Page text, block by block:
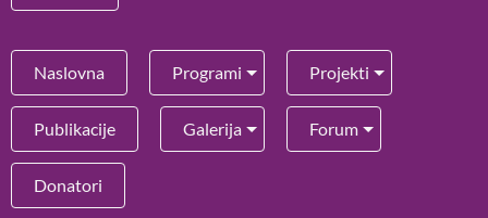
Naslovna Programi Projekti
Publikacije Galerija Forum
Donatori